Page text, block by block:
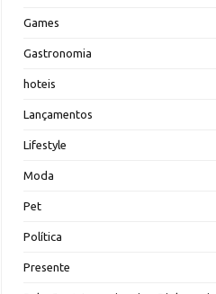
Games
Gastronomia
hoteis
Lançamentos
Lifestyle
Moda
Pet
Política
Presente